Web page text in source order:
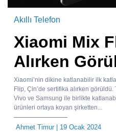
Akıllı Telefon
Xiaomi Mix
Alırken
Xiaomi’nin dikine katlanabilir ilk
Flip, Çin’de sertifika alırken
Vivo ve Samsung ile birlikte
ürünleri ortaya koyan şirketten...
Ahmet Timur| 19 Ocak 2024